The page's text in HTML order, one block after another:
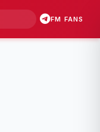
FM FANS